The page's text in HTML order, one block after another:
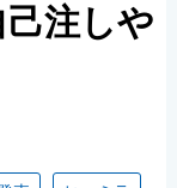
注しや